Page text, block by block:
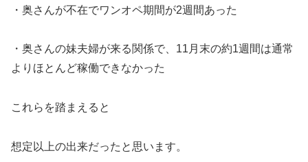
・奥さんが不在でワンオペ期間が2週間あった
・奥さんの妹夫婦が来る関係で、11月末の約1週間は通常
よりほとんど稼働できなかった
これらを踏まえると
想定以上の出来だったと思います。